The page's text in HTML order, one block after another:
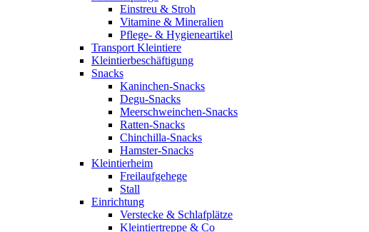
Einstreu & Stroh
Vitamine & Mineralien
Pflege- & Hygieneartikel
Transport Kleintiere
Kleintierbeschäftigung
Snacks
Kaninchen-Snacks
Degu-Snacks
Meerschweinchen-Snacks
Ratten-Snacks
Chinchilla-Snacks
Hamster-Snacks
Kleintierheim
Freilaufgehege
Stall
Einrichtung
Verstecke & Schlafplätze
Kleintiertreppe & Co